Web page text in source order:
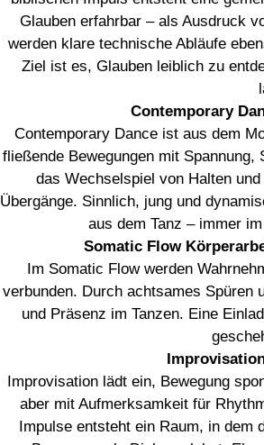
Glauben erfahrbar – als Ausdruck
werden klare technische Abläufe
Ziel ist es, Glauben leiblich zu
Contemporary
Contemporary Dance ist aus dem
fließende Bewegungen mit
das Wechselspiel von Halten
Übergänge. Sinnlich, jung und
aus dem Tanz – immer
Somatic Flow
Im Somatic Flow werden
verbunden. Durch achtsames Spüren
und Präsenz im Tanzen. Eine
Improvisation lädt ein, Bewegung
aber mit Aufmerksamkeit für
Impulse entsteht ein Raum, in dem